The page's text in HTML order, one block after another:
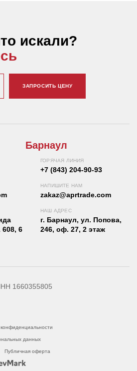
искали?
ЗАПРОСИТЬ ЦЕНУ
6
Барнаул
ГОРЯЧАЯ ЛИНИЯ
+7 (843) 204-90-93
НАПИШИТЕ НАМ
zakaz@aprtrade.com
НАШ АДРЕС
г. Барнаул, ул. Попова,
246, оф. 27, 2 этаж
1660355805
данных
Публичная оферта